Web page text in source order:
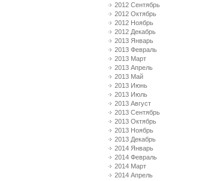
2012 Сентябрь
2012 Октябрь
2012 Ноябрь
2012 Декабрь
2013 Январь
2013 Февраль
2013 Март
2013 Апрель
2013 Май
2013 Июнь
2013 Июль
2013 Август
2013 Сентябрь
2013 Октябрь
2013 Ноябрь
2013 Декабрь
2014 Январь
2014 Февраль
2014 Март
2014 Апрель